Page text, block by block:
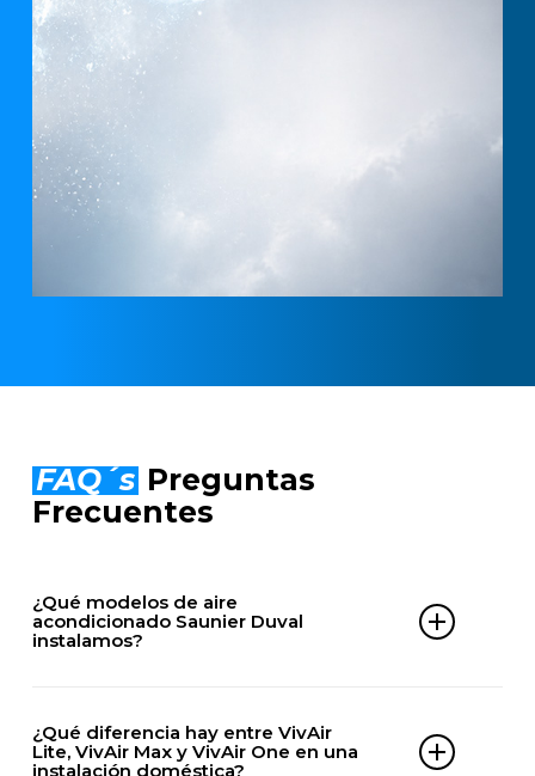
FAQ´s Preguntas
Frecuentes
¿Qué modelos de aire
acondicionado Saunier Duval
instalamos?
VivAir Max
¿Qué diferencia hay entre VivAir
Lite, VivAir Max y VivAir One en una
instalación doméstica?